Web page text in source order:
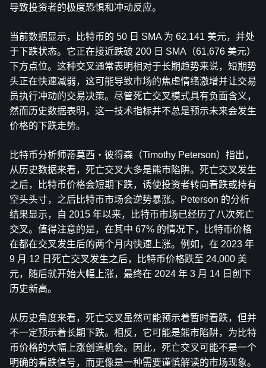
导致投资者的极度恐惧和冲动反应。
当前数据显示，比特币的 50 日 SMA 为 62,141 美元，并处
于下跌状态。它正在接近跌破 200 日 SMA（61,676 美元）
下方点位。这种交叉通常表明相对于长期趋势来说，短期势
头正在快速减弱，这可能导致市场的焦虑情绪激增并让交易
员执行冲动的交易决策。尽管死亡交叉模式具有负面含义，
然而历史数据表明，这一技术指标并不总是预示未来会发生
价格的下跌走势。
比特币分析师蒂莫西・彼得森（Timothy Peterson）指出，
从历史数据来看，死亡交叉大多是熊市陷阱。死亡交叉发生
之后，比特币价格会短期下跌，诱使投资者转向看跌或持有
空头头寸，之后比特币市场会逆势暴涨。Peterson 的分析
结果显示，自 2015 年以来，比特币市场已经历了八次死亡
交叉。值得注意的是，在其中 67% 的情况下，比特币价格
在都在交叉发生后的两个月内快速上涨。例如，在 2023 年
9 月 12 日死亡交叉发生之后，比特币价格跌至 24,000 美
元，随后就开始大幅上涨，最终在 2024 年 3 月 14 日创下
历史新高。
从历史角度来看，死亡交叉虽然可能预示着暂时看跌，但并
不一定预示着长期下跌。相反，它可能是熊市陷阱，为比特
币价格的大幅上涨创造机会。因此，死亡交叉可能​​不是一个
明确的看跌信号，而更像是一种需要谨慎解读的市场现象。